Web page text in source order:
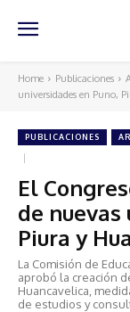
Home Publicaciones
universidades en Puno,
PUBLICACIONES
El
de nuevas
Piura y
La Comisión de
aprobó la creación
Huancavelica,
de estudios y